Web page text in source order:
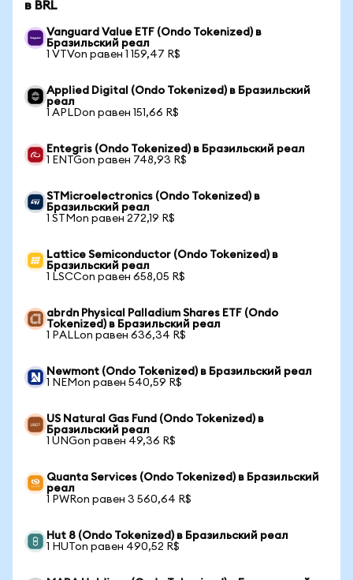
в BRL
Vanguard Value ETF (Ondo Tokenized) в
Бразильский реал
1 VTVon равен 1 159,47 R$
Applied Digital (Ondo Tokenized) в Бразильский
реал
1 APLDon равен 151,66 R$
Entegris (Ondo Tokenized) в Бразильский реал
1 ENTGon равен 748,93 R$
STMicroelectronics (Ondo Tokenized) в
Бразильский реал
1 STMon равен 272,19 R$
Lattice Semiconductor (Ondo Tokenized) в
Бразильский реал
1 LSCCon равен 658,05 R$
abrdn Physical Palladium Shares ETF (Ondo
Tokenized) в Бразильский реал
1 PALLon равен 636,34 R$
Newmont (Ondo Tokenized) в Бразильский реал
1 NEMon равен 540,59 R$
US Natural Gas Fund (Ondo Tokenized) в
Бразильский реал
1 UNGon равен 49,36 R$
Quanta Services (Ondo Tokenized) в Бразильский
реал
1 PWRon равен 3 560,64 R$
Hut 8 (Ondo Tokenized) в Бразильский реал
1 HUTon равен 490,52 R$